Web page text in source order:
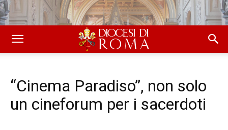
“Cinema Paradiso”, non solo
un cineforum per i sacerdoti